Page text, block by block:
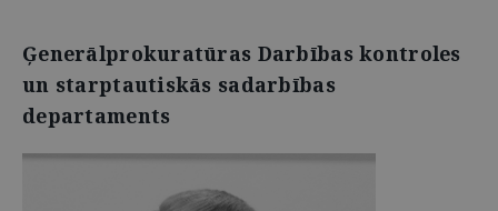
Ģenerālprokuratūras Darbības kontroles
un starptautiskās sadarbības
departaments